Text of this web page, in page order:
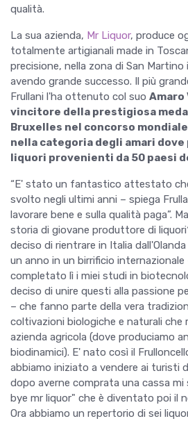
qualità.
La sua azienda, Mr Liquor, produce
totalmente artigianali made in
precisione, nella zona di San
avendo grande successo. Il più
Frullani l'ha ottenuto col suo Amaro
vincitore della prestigiosa
Bruxelles nel concorso
nella categoria degli amari
liquori provenienti da 50 paesi
“E' stato un fantastico attestato
svolto negli ultimi anni – spiega
lavorare bene e sulla qualità paga”.
storia di giovane produttore di
deciso di rientrare in Italia
un anno in un birrificio
completato lì i miei studi in
deciso di unire questi alla passione
– che fanno parte della vera
coltivazioni biologiche e naturali che
azienda agricola (dove produciamo
biodinamici). E' nato così il
abbiamo iniziato a vendere ai turisti
dopo averne comprata una cassa
bye mr liquor" che è diventato poi il
Ora abbiamo un repertorio di sei